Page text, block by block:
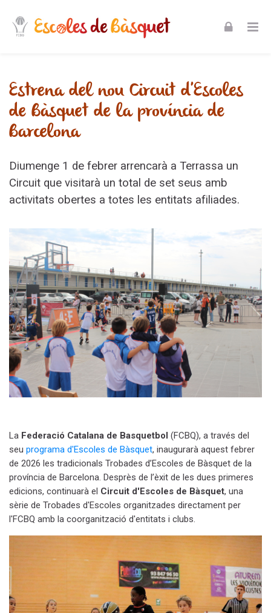
Entrada del blog feta per EEBB
Estrena del nou Circuit d'Escoles
de Bàsquet de la província de
Barcelona
Diumenge 1 de febrer arrencarà a Terrassa un
Circuit que visitarà un total de set seus amb
activitats obertes a totes les entitats afiliades.
La Federació Catalana de Basquetbol (FCBQ), a través del
seu programa d'Escoles de Bàsquet, inaugurarà aquest febrer
de 2026 les tradicionals Trobades d’Escoles de Bàsquet de la
província de Barcelona. Desprès de l’èxit de les dues primeres
edicions, continuarà el Circuit d'Escoles de Bàsquet, una
sèrie de Trobades d'Escoles organitzades directament per
l'FCBQ amb la coorganització d'entitats i clubs.